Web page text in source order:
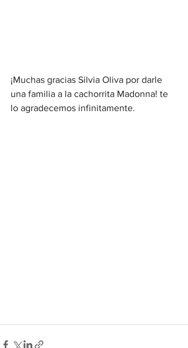
¡Muchas gracias Silvia Oliva por darle
una familia a la cachorrita Madonna! te
lo agradecemos infinitamente.